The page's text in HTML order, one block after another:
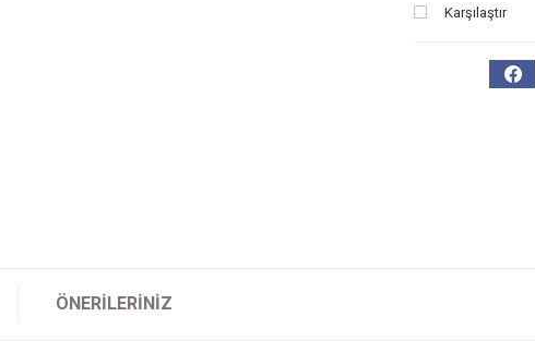
Karşılaştır
ÖNERILERINIZ